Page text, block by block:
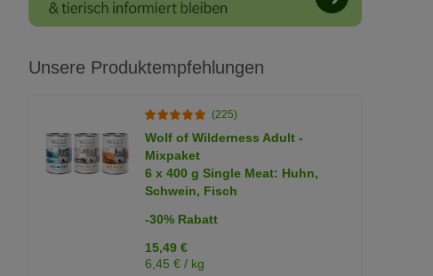
Unsere Produktempfehlungen
(225)
Wolf of Wilderness Adult -
Mixpaket
6 x 400 g Single Meat: Huhn,
Schwein, Fisch
-30% Rabatt
15,49 €
6,45 € / kg